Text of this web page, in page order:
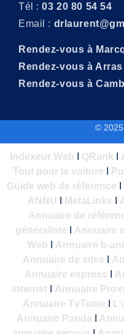
Tél :03 20 80 54 54
Email :
Rendez-vous à
Rendez-vous à Arras
Rendez-vous à
© 2025
Indexeur Web QRank
Tout pour la voiture
Guide web de référence
ANNU
MetaLinks
Annuaire de
généraliste
Annuaire
Web
Annuaire b-
Annuaire de sites
Annuaire express
internetI Annuaire
Annuaire TvTome
Annuaire Panda